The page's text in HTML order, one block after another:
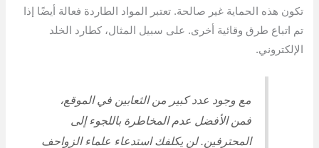
تكون هذه الحماية غير صالحة. تعتبر المواد الطاردة فعالة أيضًا إذا
تم اتباع طرق وقائية أخرى. على سبيل المثال، كطارد الخلد
الإلكتروني.
مع وجود عدد كبير من الثعابين في الموقع،
فمن الأفضل عدم المخاطرة باللجوء إلى
المحترفين. لن يكلفك استدعاء علماء الزواحف